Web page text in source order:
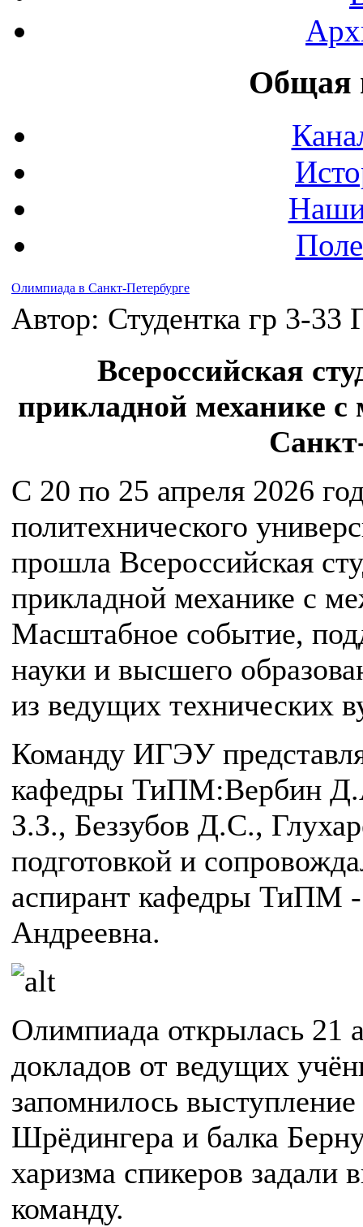
Общая
Олимпиада в Санкт-Петербурге
Автор: Студентка гр 3-
Всероссийская
прикладной механике
С 20 по 25 апреля 2026
политехнического
прошла Всероссийская
прикладной механике с
Масштабное событие,
науки и высшего
из ведущих технических
Команду ИГЭУ
кафедры ТиПМ:Вербин
З.З., Беззубов Д.С.,
подготовкой и
аспирант кафедры ТиПМ -
Андреевна.
Олимпиада открылась 21
докладов от ведущих
запомнилось
Шрёдингера и балка
харизма спикеров
команду.